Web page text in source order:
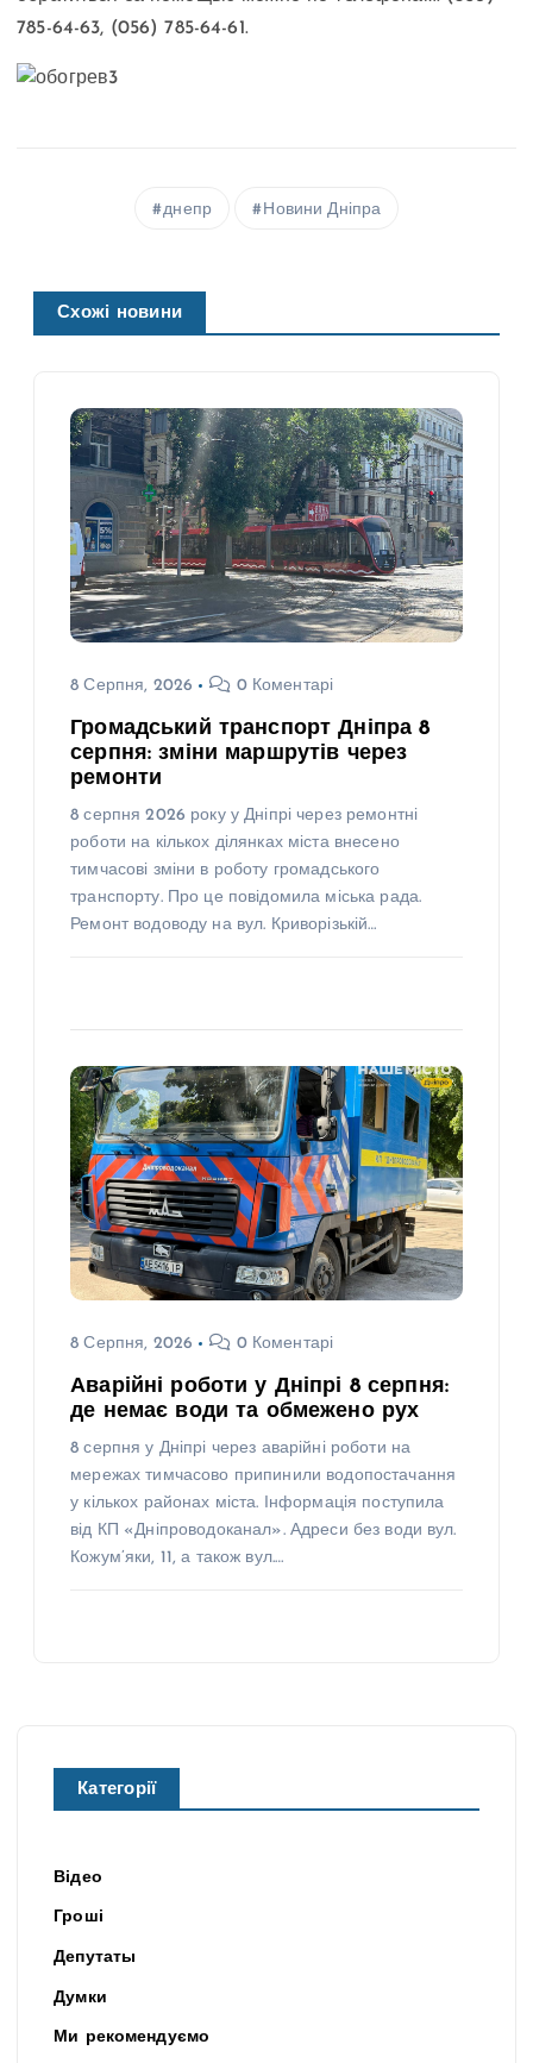
785-64-63, (056) 785-64-61.
днепр Новини Дніпра
Схожі новини
8 Серпня, 2026 0 Коментарі
Громадський транспорт Дніпра 8
серпня: зміни маршрутів через
ремонти
8 серпня 2026 року у Дніпрі через ремонтні
роботи на кількох ділянках міста внесено
тимчасові зміни в роботу громадського
транспорту. Про це повідомила міська рада.
Ремонт водоводу на вул. Криворізькій…
8 Серпня, 2026 0 Коментарі
Аварійні роботи у Дніпрі 8 серпня:
де немає води та обмежено рух
8 серпня у Дніпрі через аварійні роботи на
мережах тимчасово припинили водопостачання
у кількох районах міста. Інформація поступила
від КП «Дніпроводоканал». Адреси без води вул.
Кожум’яки, 11, а також вул.…
Категорії
Відео
Гроші
Депутаты
Думки
Ми рекомендуємо